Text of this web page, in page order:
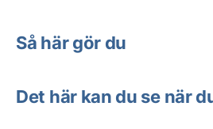
Så här gör du
Det här kan du se när